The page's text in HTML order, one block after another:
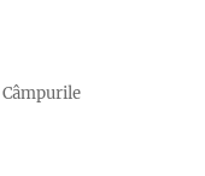
Câmpurile